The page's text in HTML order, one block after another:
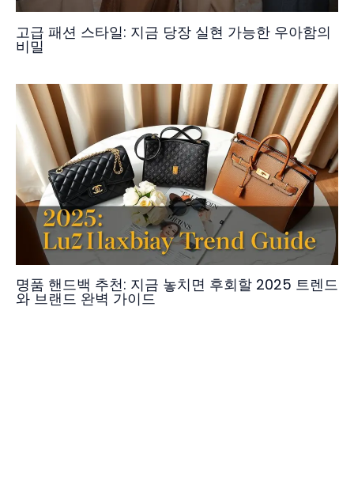
고급 패션 스타일: 지금 당장 실현 가능한 우아함의
비밀
명품 핸드백 추천: 지금 놓치면 후회할 2025 트렌드
와 브랜드 완벽 가이드